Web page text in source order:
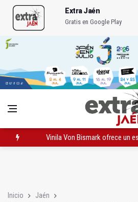
Extra Jaén
Gratis en Google Play
Vinila Von Bismark ofrece un
Inicio
Jaén